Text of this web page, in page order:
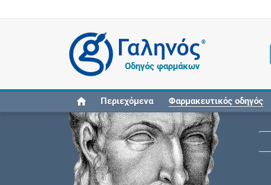
®
Οδηγός φαρμάκων
Περιεχόμενα Φαρμακευτικός οδηγός